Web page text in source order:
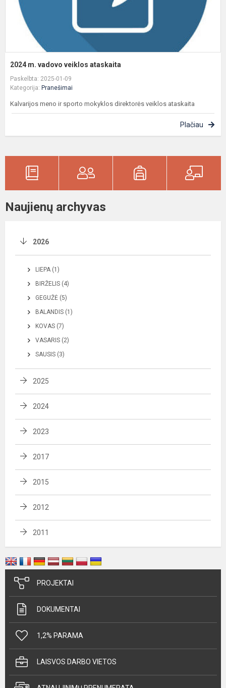
2024 m. vadovo veiklos ataskaita
Paskelbta: 2025-01-09
Kategorija: Pranešimai
Kalvarijos meno ir sporto mokyklos direktorės veiklos ataskaita
Plačiau
Naujienų archyvas
2026
LIEPA (1)
BIRŽELIS (4)
GEGUŽĖ (5)
BALANDIS (1)
KOVAS (7)
VASARIS (2)
SAUSIS (3)
2025
2024
2023
2017
2015
2012
2011
PROJEKTAI
DOKUMENTAI
1,2% PARAMA
LAISVOS DARBO VIETOS